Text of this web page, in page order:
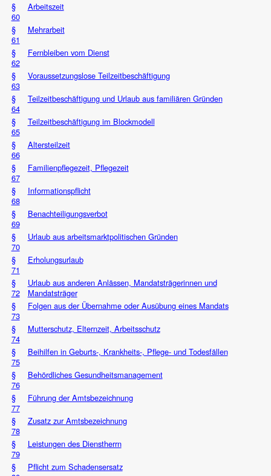
§
60
Arbeitszeit
§
61
Mehrarbeit
§
62
Fernbleiben vom Dienst
§
63
Voraussetzungslose Teilzeitbeschäftigung
§
64
Teilzeitbeschäftigung und Urlaub aus familiären Gründen
§
65
Teilzeitbeschäftigung im Blockmodell
§
66
Altersteilzeit
§
67
Familienpflegezeit, Pflegezeit
§
68
Informationspflicht
§
69
Benachteiligungsverbot
§
70
Urlaub aus arbeitsmarktpolitischen Gründen
§
71
Erholungsurlaub
§
72
Urlaub aus anderen Anlässen, Mandatsträgerinnen und
Mandatsträger
§
73
Folgen aus der Übernahme oder Ausübung eines Mandats
§
74
Mutterschutz, Elternzeit, Arbeitsschutz
§
75
Beihilfen in Geburts-, Krankheits-, Pflege- und Todesfällen
§
76
Behördliches Gesundheitsmanagement
§
77
Führung der Amtsbezeichnung
§
78
Zusatz zur Amtsbezeichnung
§
79
Leistungen des Dienstherrn
§
Pflicht zum Schadensersatz